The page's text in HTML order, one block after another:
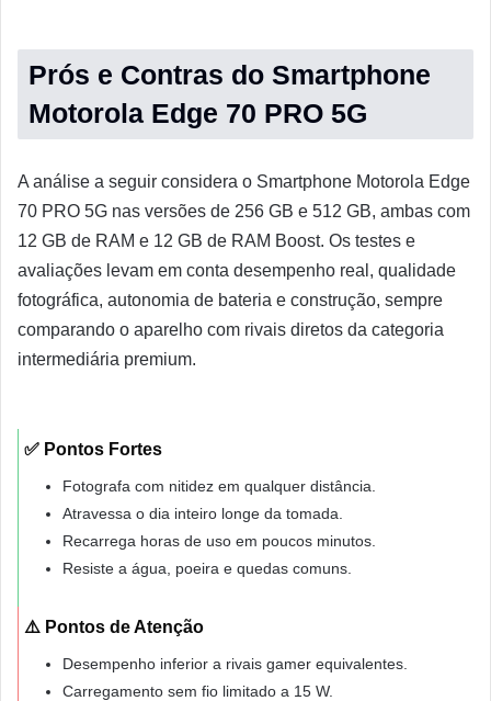
Prós e Contras do Smartphone
Motorola Edge 70 PRO 5G
A análise a seguir considera o Smartphone Motorola Edge
70 PRO 5G nas versões de 256 GB e 512 GB, ambas com
12 GB de RAM e 12 GB de RAM Boost. Os testes e
avaliações levam em conta desempenho real, qualidade
fotográfica, autonomia de bateria e construção, sempre
comparando o aparelho com rivais diretos da categoria
intermediária premium.
✅ Pontos Fortes
Fotografa com nitidez em qualquer distância.
Atravessa o dia inteiro longe da tomada.
Recarrega horas de uso em poucos minutos.
Resiste a água, poeira e quedas comuns.
⚠️ Pontos de Atenção
Desempenho inferior a rivais gamer equivalentes.
Carregamento sem fio limitado a 15 W.